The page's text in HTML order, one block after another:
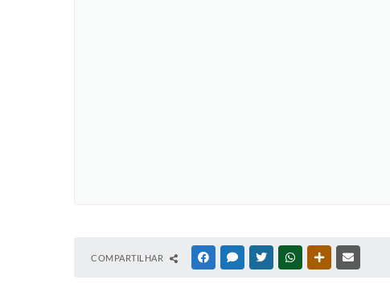
COMPARTILHAR FACEBOOKMESSENGER
TWITTERWHATSAPPOUTRAS MÍDIAS